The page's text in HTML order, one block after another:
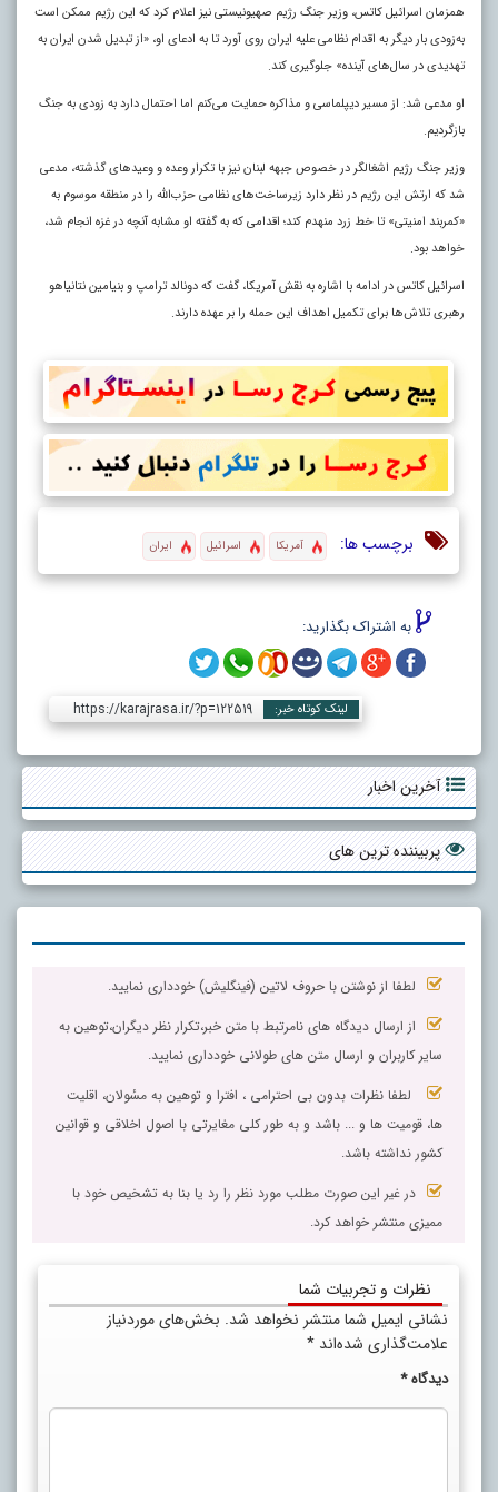
همزمان اسرائیل کاتس، وزیر جنگ رژیم صهیونیستی نیز اعلام کرد که این رژیم ممکن است
به‌زودی بار دیگر به اقدام نظامی علیه ایران روی آورد تا به ادعای او، «از تبدیل شدن ایران به
تهدیدی در سال‌های آینده» جلوگیری کند.
او مدعی شد: از مسیر دیپلماسی و مذاکره حمایت می‌کنم اما احتمال دارد به زودی به جنگ
بازگردیم.
وزیر جنگ رژیم اشغالگر در خصوص جبهه لبنان نیز با تکرار وعده و وعیدهای گذشته، مدعی
شد که ارتش این رژیم در نظر دارد زیرساخت‌های نظامی حزب‌الله را در منطقه موسوم به
«کمربند امنیتی» تا خط زرد منهدم کند؛ اقدامی که به گفته او مشابه آنچه در غزه انجام شد،
خواهد بود.
اسرائیل کاتس در ادامه با اشاره به نقش آمریکا، گفت که دونالد ترامپ و بنیامین نتانیاهو
رهبری تلاش‌ها برای تکمیل اهداف این حمله را بر عهده دارند.
برچسب ها: آمریکا اسرائیل ایران
به اشتراک بگذارید:
لینک کوتاه خبر: https://karajrasa.ir/?p=122519
آخرین اخبار
پربیننده ترین های
لطفا از نوشتن با حروف لاتین (فینگلیش) خودداری نمایید.
از ارسال دیدگاه های نامرتبط با متن خبر،تکرار نظر دیگران،توهین به
سایر کاربران و ارسال متن های طولانی خودداری نمایید.
لطفا نظرات بدون بی احترامی ، افترا و توهین به مسٔولان، اقلیت
ها، قومیت ها و ... باشد و به طور کلی مغایرتی با اصول اخلاقی و قوانین
کشور نداشته باشد.
در غیر این صورت مطلب مورد نظر را رد یا بنا به تشخیص خود با
ممیزی منتشر خواهد کرد.
نظرات و تجربیات شما
نشانی ایمیل شما منتشر نخواهد شد. بخش‌های موردنیاز
علامت‌گذاری شده‌اند *
دیدگاه*